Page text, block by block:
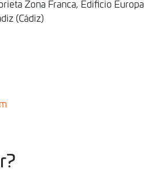
Zona Franca, Edificio Europa
(Cádiz)